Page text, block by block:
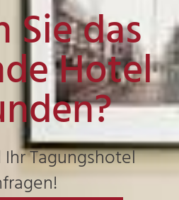
Sie das
Hotel
Tagungshotel